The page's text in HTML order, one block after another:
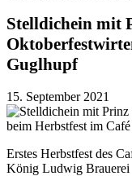
Stelldichein mit
Guglhupf
15. September 2021
Erstes Herbstfest des
König Ludwig Brauerei